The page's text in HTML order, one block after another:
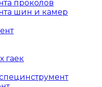
проколов
шин и камер
гаек